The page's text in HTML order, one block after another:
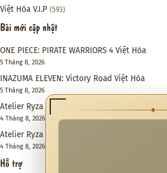
Việt Hóa V.I.P (593)
Bài mới cập nhật
ONE PIECE: PIRATE WARRIORS 4 Việt Hóa
5 Tháng 8, 2026
INAZUMA ELEVEN: Victory Road Việt Hóa
5 Tháng 8, 2026
Atelier Ryza 3: Alchemist of the End & the
4 Tháng 8, 2026
Atelier Ryza 2: Lost Legends & the Secret Fairy
4 Tháng 8, 2026
Hỗ trợ
◆